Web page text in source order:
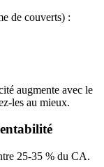
de couverts) :
augmente avec le
les au mieux.
25-35 % du CA.